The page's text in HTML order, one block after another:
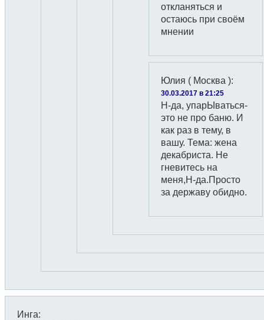
откланяться и
остаюсь при своём
мнении
Юлия ( Москва ):
30.03.2017 в 21:25
Н-да, упарЫваться-
это не про баню. И
как раз в тему, в
вашу. Тема: жена
декабриста. Не
гневитесь на
меня,Н-да.Просто
за державу обидно.
Инга: